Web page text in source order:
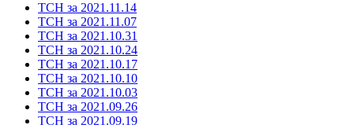
ТСН за 2021.11.14
ТСН за 2021.11.07
ТСН за 2021.10.31
ТСН за 2021.10.24
ТСН за 2021.10.17
ТСН за 2021.10.10
ТСН за 2021.10.03
ТСН за 2021.09.26
ТСН за 2021.09.19